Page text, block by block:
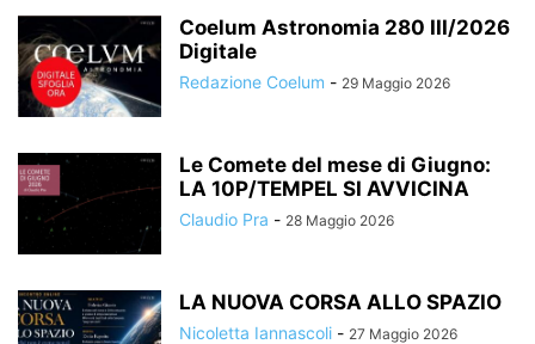
Coelum Astronomia 280 III/2026
Digitale
Redazione Coelum - 29 Maggio 2026
Le Comete del mese di Giugno:
LA 10P/TEMPEL SI AVVICINA
Claudio Pra - 28 Maggio 2026
LA NUOVA CORSA ALLO SPAZIO
Nicoletta Iannascoli - 27 Maggio 2026